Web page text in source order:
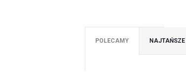
POLECAMY NAJTAŃSZE